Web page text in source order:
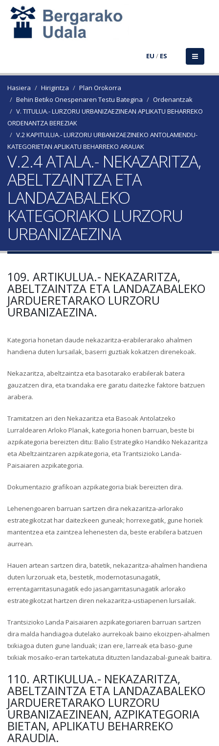
EU / ES
Hasiera Hirigintza
Plan Orokorra
Behin Betiko Onespenaren Testu Bategina
Ordenantzak
V. TITULUA.- LURZORU URBANIZAEZINEAN APLIKATU BEHARREKO
ORDENANTZA BEREZIAK
V.2 KAPITULUA.- LURZORU URBANIZAEZINEKO ANTOLAMENDU-
KATEGORIETAN APLIKATU BEHARREKO ARAUAK
V.2.4 ATALA.- NEKAZARITZA,
ABELTZAINTZA ETA
LANDAZABALEKO
KATEGORIAKO LURZORU
URBANIZAEZINA
109. ARTIKULUA.- NEKAZARITZA,
ABELTZAINTZA ETA LANDAZABALEKO
JARDUERETARAKO LURZORU
URBANIZAEZINA.
Kategoria honetan daude nekazaritza-erabilerarako ahalmen
handiena duten lursailak, baserri guztiak kokatzen direnekoak.
Nekazaritza, abeltzaintza eta basotarako erabilerak batera
gauzatzen dira, eta txandaka ere garatu daitezke faktore batzuen
arabera.
Tramitatzen ari den Nekazaritza eta Basoak Antolatzeko
Lurraldearen Arloko Planak, kategoria honen barruan, beste bi
azpikategoria bereizten ditu: Balio Estrategiko Handiko Nekazaritza
eta Abeltzaintzaren azpikategoria, eta Trantsizioko Landa-
Paisaiaren azpikategoria.
Dokumentazio grafikoan azpikategoria biak bereizten dira.
Lehenengoaren barruan sartzen dira nekazaritza-arlorako
estrategikotzat har daitezkeen guneak; horrexegatik, gune horiek
mantentzea eta zaintzea lehenesten da, beste erabilera batzuen
aurrean.
Hauen artean sartzen dira, batetik, nekazaritza-ahalmen handiena
duten lurzoruak eta, bestetik, modernotasunagatik,
errentagarritasunagatik edo jasangarritasunagatik arlorako
estrategikotzat hartzen diren nekazaritza-ustiapenen lursailak.
Trantsizioko Landa Paisaiaren azpikategoriaren barruan sartzen
dira malda handiagoa dutelako aurrekoak baino ekoizpen-ahalmen
txikiagoa duten gune landuak; izan ere, larreak eta baso-gune
txikiak mosaiko-eran tartekatuta dituzten landazabal-guneak baitira.
110. ARTIKULUA.- NEKAZARITZA,
ABELTZAINTZA ETA LANDAZABALEKO
JARDUERETARAKO LURZORU
URBANIZAEZINEAN, AZPIKATEGORIA
BIETAN, APLIKATU BEHARREKO
ARAUDIA.